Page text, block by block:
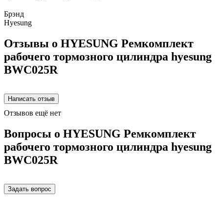
Брэнд
Hyesung
Отзывы о HYESUNG Ремкомплект
рабочего тормозного цилиндра hyesung
BWC025R
Отзывов ещё нет
Вопросы о HYESUNG Ремкомплект
рабочего тормозного цилиндра hyesung
BWC025R